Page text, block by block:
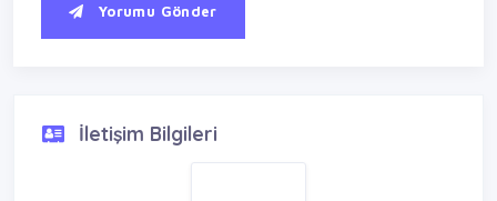
Yorumu Gönder
İletişim Bilgileri